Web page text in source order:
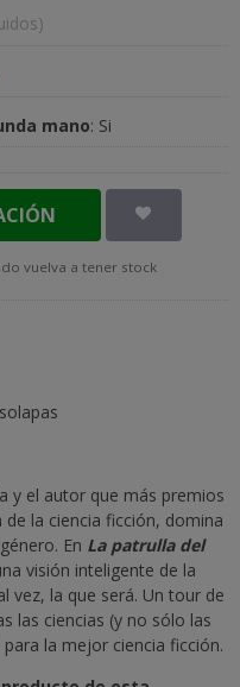
mano: Si
vuelva a tener stock
y el autor que más premios
la ciencia ficción, domina
En La patrulla del
visión inteligente de la
vez, la que será. Un tour de
las ciencias (y no sólo las
la mejor ciencia ficción.